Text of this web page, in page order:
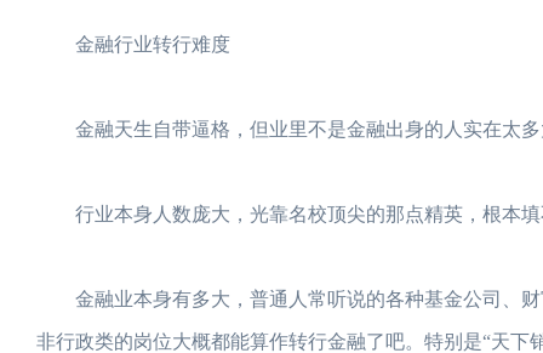
金融行业转行难度
金融天生自带逼格，但业里不是金融出身的人实在太多
行业本身人数庞大，光靠名校顶尖的那点精英，根本填
金融业本身有多大，普通人常听说的各种基金公司、财
非行政类的岗位大概都能算作转行金融了吧。特别是“天下